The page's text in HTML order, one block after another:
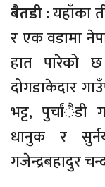
बैतडी :यहाँका
र एक वडामा
हात पारेको
दोगडाकेदार
भट्ट, पुर्चांैडी
धानुक र
गजेन्द्रबहादुर